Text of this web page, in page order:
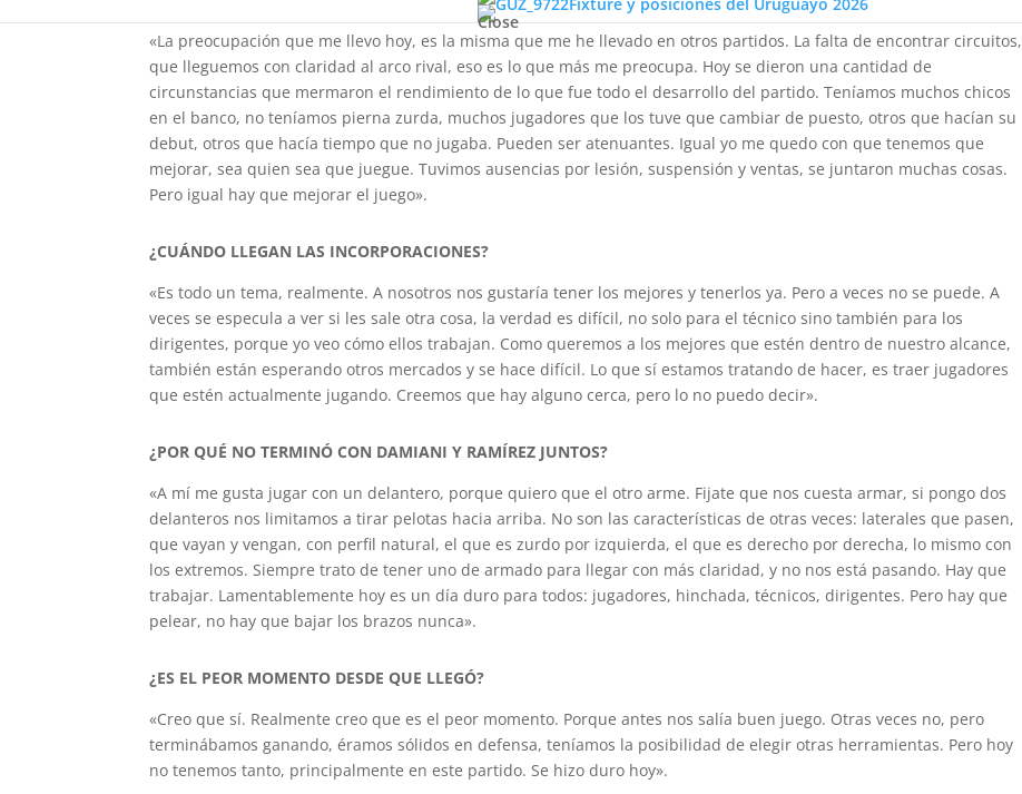
Close
«La preocupación que me llevo hoy, es la misma que me he llevado en otros partidos. La falta de encontrar circuitos,
que lleguemos con claridad al arco rival, eso es lo que más me preocupa. Hoy se dieron una cantidad de
circunstancias que mermaron el rendimiento de lo que fue todo el desarrollo del partido. Teníamos muchos chicos
en el banco, no teníamos pierna zurda, muchos jugadores que los tuve que cambiar de puesto, otros que hacían su
debut, otros que hacía tiempo que no jugaba. Pueden ser atenuantes. Igual yo me quedo con que tenemos que
mejorar, sea quien sea que juegue. Tuvimos ausencias por lesión, suspensión y ventas, se juntaron muchas cosas.
Pero igual hay que mejorar el juego».
¿CUÁNDO LLEGAN LAS INCORPORACIONES?
«Es todo un tema, realmente. A nosotros nos gustaría tener los mejores y tenerlos ya. Pero a veces no se puede. A
veces se especula a ver si les sale otra cosa, la verdad es difícil, no solo para el técnico sino también para los
dirigentes, porque yo veo cómo ellos trabajan. Como queremos a los mejores que estén dentro de nuestro alcance,
también están esperando otros mercados y se hace difícil. Lo que sí estamos tratando de hacer, es traer jugadores
que estén actualmente jugando. Creemos que hay alguno cerca, pero lo no puedo decir».
¿POR QUÉ NO TERMINÓ CON DAMIANI Y RAMÍREZ JUNTOS?
«A mí me gusta jugar con un delantero, porque quiero que el otro arme. Fijate que nos cuesta armar, si pongo dos
delanteros nos limitamos a tirar pelotas hacia arriba. No son las características de otras veces: laterales que pasen,
que vayan y vengan, con perfil natural, el que es zurdo por izquierda, el que es derecho por derecha, lo mismo con
los extremos. Siempre trato de tener uno de armado para llegar con más claridad, y no nos está pasando. Hay que
trabajar. Lamentablemente hoy es un día duro para todos: jugadores, hinchada, técnicos, dirigentes. Pero hay que
pelear, no hay que bajar los brazos nunca».
¿ES EL PEOR MOMENTO DESDE QUE LLEGÓ?
«Creo que sí. Realmente creo que es el peor momento. Porque antes nos salía buen juego. Otras veces no, pero
terminábamos ganando, éramos sólidos en defensa, teníamos la posibilidad de elegir otras herramientas. Pero hoy
no tenemos tanto, principalmente en este partido. Se hizo duro hoy».